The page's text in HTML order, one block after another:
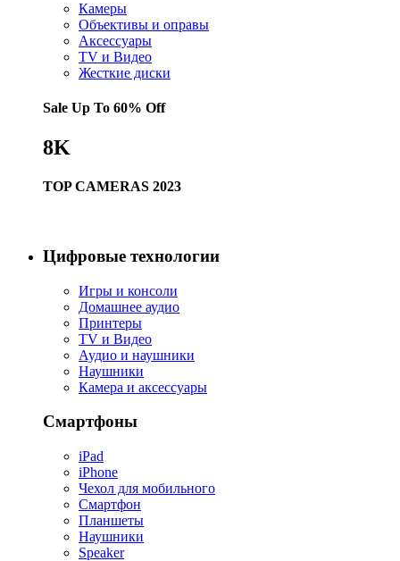
Камеры
Объективы и оправы
Аксессуары
TV и Видео
Жесткие диски
Sale Up To 60% Off
8K
TOP CAMERAS 2023
Цифровые технологии
Игры и консоли
Домашнее аудио
Принтеры
TV и Видео
Аудио и наушники
Наушники
Камера и аксессуары
Смартфоны
iPad
iPhone
Чехол для мобильного
Смартфон
Планшеты
Наушники
Speaker